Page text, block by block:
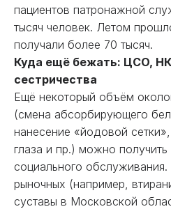
пациентов патронажной
тысяч человек. Летом
получали более 70 тысяч.
Куда ещё бежать: ЦСО,
сестричества
Ещё некоторый объём
(смена абсорбирующего
нанесение «йодовой
глаза и пр.) можно получить
социального
рыночных (например,
суставы в Московской